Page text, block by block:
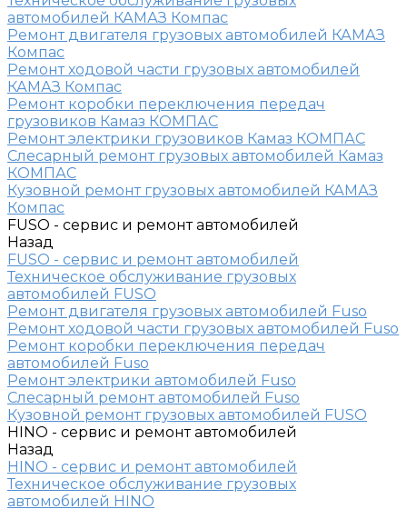
автомобилей КАМАЗ Компас
Ремонт двигателя грузовых автомобилей КАМАЗ
Компас
Ремонт ходовой части грузовых автомобилей
КАМАЗ Компас
Ремонт коробки переключения передач
грузовиков Камаз КОМПАС
Ремонт электрики грузовиков Камаз КОМПАС
Слесарный ремонт грузовых автомобилей Камаз
КОМПАС
Кузовной ремонт грузовых автомобилей КАМАЗ
Компас
FUSO - сервис и ремонт автомобилей
Назад
FUSO - сервис и ремонт автомобилей
Техническое обслуживание грузовых
автомобилей FUSO
Ремонт двигателя грузовых автомобилей Fuso
Ремонт ходовой части грузовых автомобилей Fuso
Ремонт коробки переключения передач
автомобилей Fuso
Ремонт электрики автомобилей Fuso
Слесарный ремонт автомобилей Fuso
Кузовной ремонт грузовых автомобилей FUSO
HINO - сервис и ремонт автомобилей
Назад
HINO - сервис и ремонт автомобилей
Техническое обслуживание грузовых
автомобилей HINO